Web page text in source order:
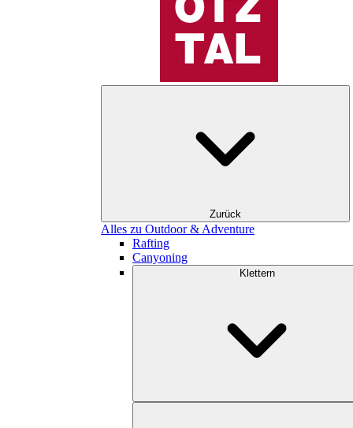
Zurück
Alles zu Outdoor & Adventure
Rafting
Canyoning
Klettern